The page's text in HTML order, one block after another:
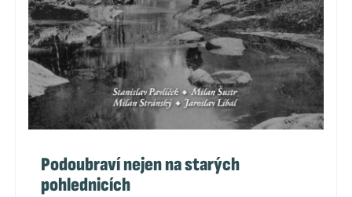
Podoubraví nejen na starých
pohlednicích